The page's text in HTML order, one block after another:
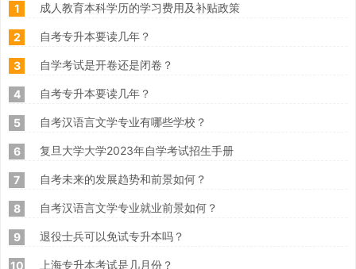
1 成人教育本科学历的学习费用及补贴政策
2 自考专升本要读几年？
3 自学考试是开卷还是闭卷？
4 自考专升本要读几年？
5 自考汉语言文学专业有哪些学校？
6 复旦大学大学2023年自学考试招生手册
7 自考未来的发展趋势和前景如何？
8 自考汉语言文学专业就业前景如何？
9 退役士兵可以免试专升本吗？
10 上海专升本考试是几月份？